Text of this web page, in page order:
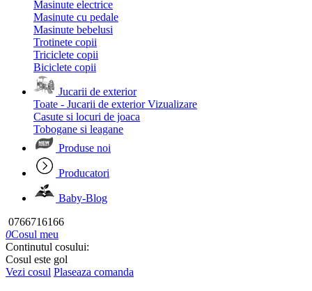
Masinute electrice
Masinute cu pedale
Masinute bebelusi
Trotinete copii
Triciclete copii
Biciclete copii
Jucarii de exterior
Toate - Jucarii de exterior Vizualizare
Casute si locuri de joaca
Tobogane si leagane
Produse noi
Producatori
Baby-Blog
0766716166
0Cosul meu
Continutul cosului:
Cosul este gol
Vezi cosul Plaseaza comanda